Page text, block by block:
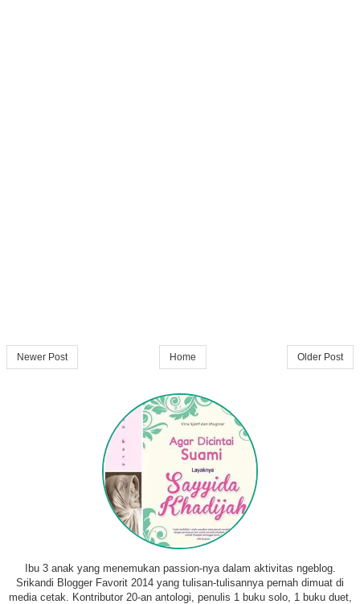
Newer Post Older Post
Home
Ibu 3 anak yang menemukan passion-nya dalam aktivitas ngeblog.
Srikandi Blogger Favorit 2014 yang tulisan-tulisannya pernah dimuat di
media cetak. Kontributor 20-an antologi, penulis 1 buku solo, 1 buku duet,